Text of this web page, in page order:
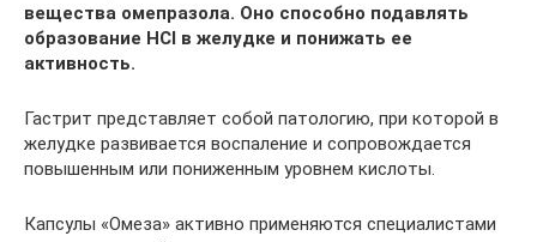
вещества омепразола. Оно способно подавлять
образование НСl в желудке и понижать ее
активность.
Гастрит представляет собой патологию, при которой в
желудке развивается воспаление и сопровождается
повышенным или пониженным уровнем кислоты.
Капсулы «Омеза» активно применяются специалистами